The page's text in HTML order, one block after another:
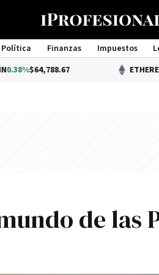
Política Finanzas Impuestos
Management
ETHEREUM 0.76%
de las